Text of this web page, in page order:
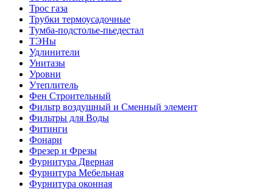
Трос газа
Трубки термоусадочные
Тумба-подстолье-пьедестал
ТЭНы
Удлинители
Унитазы
Уровни
Утеплитель
Фен Строительный
Фильтр воздушный и Сменный элемент
Фильтры для Воды
Фитинги
Фонари
Фрезер и Фрезы
Фурнитура Дверная
Фурнитура Мебельная
Фурнитура оконная